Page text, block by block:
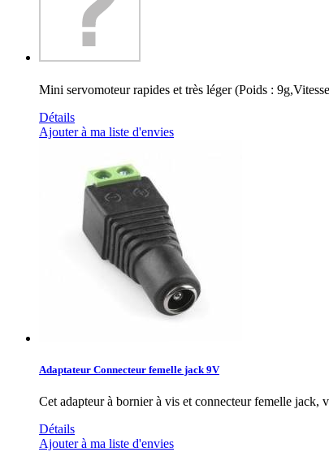
Mini servomoteur rapides et très léger (Poids :
Détails
Ajouter à ma liste d'envies
Adaptateur Connecteur femelle jack 9V
Cet adapteur à bornier à vis et connecteur femelle
Détails
Ajouter à ma liste d'envies